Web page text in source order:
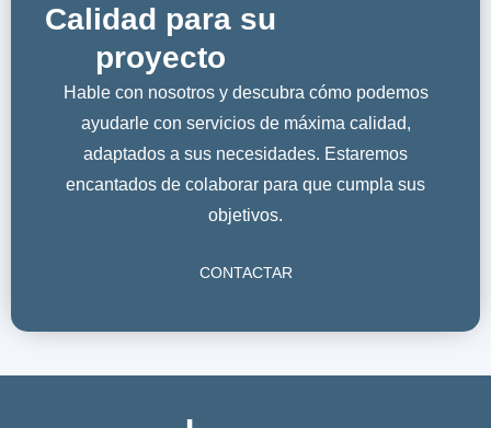
Calidad para su
proyecto
Hable con nosotros y descubra cómo podemos
ayudarle con servicios de máxima calidad,
adaptados a sus necesidades. Estaremos
encantados de colaborar para que cumpla sus
objetivos.
CONTACTAR